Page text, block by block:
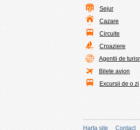
Sejur
Cazare
Circuite
Croaziere
Agentii de
Bilete avion
Excursii de o zi
aplicatia Last Minute
Harta site Contact